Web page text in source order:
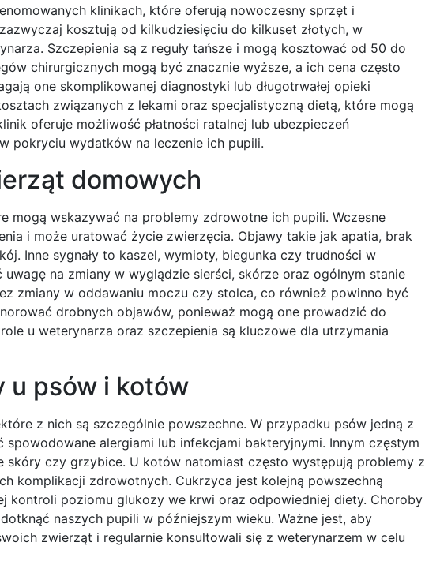
klinikach, które oferują nowoczesny sprzęt i
kosztują od kilkudziesięciu do kilkuset złotych, w
Szczepienia są z reguły tańsze i mogą kosztować od 50 do
chirurgicznych mogą być znacznie wyższe, a ich cena często
one skomplikowanej diagnostyki lub długotrwałej opieki
związanych z lekami oraz specjalistyczną dietą, które mogą
oferuje możliwość płatności ratalnej lub ubezpieczeń
pokryciu wydatków na leczenie ich pupili.
domowych
mogą wskazywać na problemy zdrowotne ich pupili. Wczesne
i może uratować życie zwierzęcia. Objawy takie jak apatia, brak
Inne sygnały to kaszel, wymioty, biegunka czy trudności w
na zmiany w wyglądzie sierści, skórze oraz ogólnym stanie
zmiany w oddawaniu moczu czy stolca, co również powinno być
drobnych objawów, ponieważ mogą one prowadzić do
u weterynarza oraz szczepienia są kluczowe dla utrzymania
u psów i kotów
z nich są szczególnie powszechne. W przypadku psów jedną z
alergiami lub infekcjami bakteryjnymi. Innym częstym
czy grzybice. U kotów natomiast często występują problemy z
komplikacji zdrowotnych. Cukrzyca jest kolejną powszechną
kontroli poziomu glukozy we krwi oraz odpowiedniej diety. Choroby
naszych pupili w późniejszym wieku. Ważne jest, aby
zwierząt i regularnie konsultowali się z weterynarzem w celu